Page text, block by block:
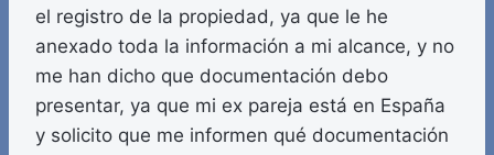
el registro de la propiedad, ya que le he
anexado toda la información a mi alcance, y no
me han dicho que documentación debo
presentar, ya que mi ex pareja está en España
y solicito que me informen qué documentación